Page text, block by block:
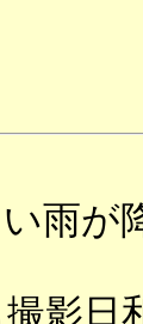
雨が
影日